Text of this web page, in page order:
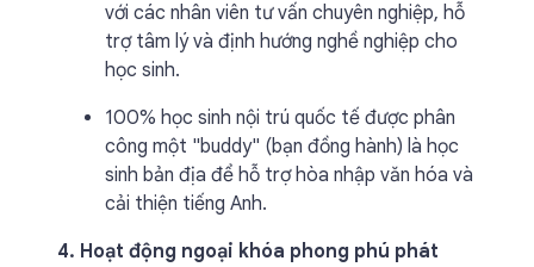
với các nhân viên tư vấn chuyên nghiệp, hỗ
trợ tâm lý và định hướng nghề nghiệp cho
học sinh.
100% học sinh nội trú quốc tế được phân
công một "buddy" (bạn đồng hành) là học
sinh bản địa để hỗ trợ hòa nhập văn hóa và
cải thiện tiếng Anh.
4. Hoạt động ngoại khóa phong phú phát